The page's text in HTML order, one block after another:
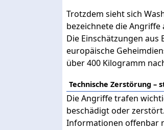
Trotzdem sieht sich
bezeichnete die
Die Einschätzungen
europäische
über 400 Kilogramm
Technische Zerstörung –
Die Angriffe trafen
beschädigt oder
Informationen offenbar